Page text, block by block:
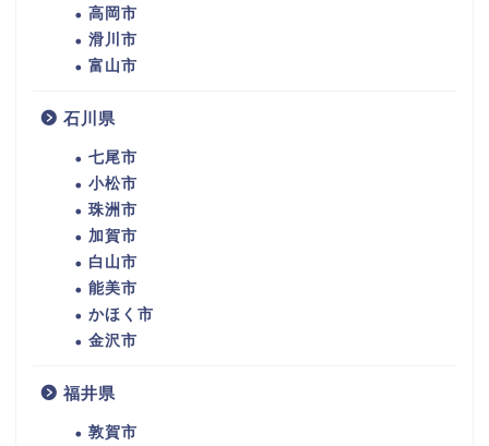
高岡市
滑川市
富山市
石川県
七尾市
小松市
珠洲市
加賀市
白山市
能美市
かほく市
金沢市
福井県
敦賀市